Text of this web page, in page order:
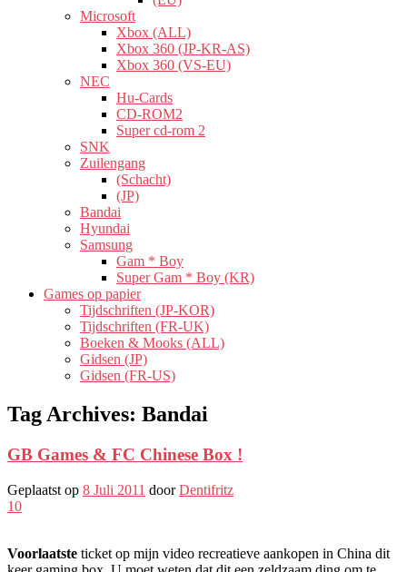
Microsoft
Xbox (ALL)
Xbox 360 (JP-KR-AS)
Xbox 360 (VS-EU)
NEC
Hu-Cards
CD-ROM2
Super cd-rom 2
SNK
Zuilengang
(Schacht)
(JP)
Bandai
Hyundai
Samsung
Gam * Boy
Super Gam * Boy (KR)
Games op papier
Tijdschriften (JP-KOR)
Tijdschriften (FR-UK)
Boeken & Mooks (ALL)
Gidsen (JP)
Gidsen (FR-US)
Tag Archives: Bandai
GB Games & FC Chinese Box !
Geplaatst op 8 Juli 2011 doorDentifritz
10
Voorlaatste ticket op mijn video recreatieve aankopen in China dit